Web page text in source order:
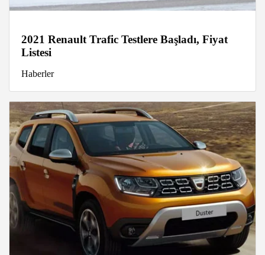
2021 Renault Trafic Testlere Başladı, Fiyat
Listesi
Haberler